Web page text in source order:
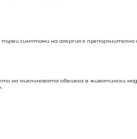
симптоми на алергия е
на миелиновата обвивка в животински